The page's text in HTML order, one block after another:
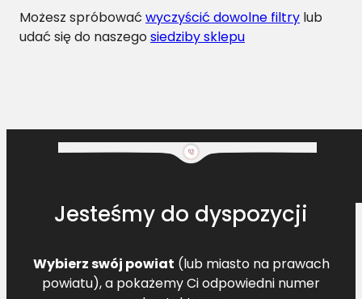
Możesz spróbować wyczyścić dowolne filtry lub
udać się do naszegosiedziby sklepu
Jesteśmy do dyspozycji
Wybierz swój powiat (lub miasto na prawach
powiatu), a pokażemy Ci odpowiedni numer